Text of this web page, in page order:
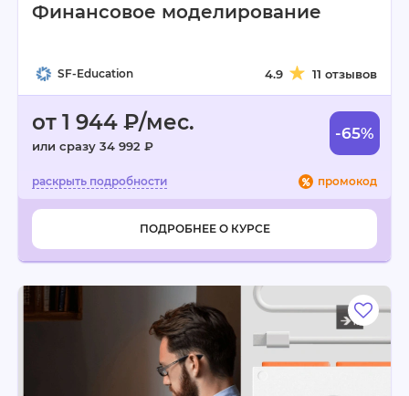
Финансовое моделирование
SF-Education 4.9 11 отзывов
от 1 944 ₽/мес.
или сразу 34 992 ₽
-65%
промокод
ПОДРОБНЕЕ О КУРСЕ